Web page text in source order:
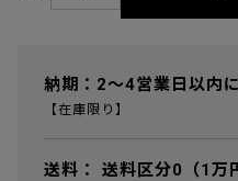
納期：2～4営業日以内
【在庫限り】
送料： 送料区分0（1万